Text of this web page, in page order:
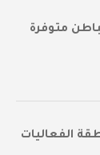
متوفرة
الفعاليات